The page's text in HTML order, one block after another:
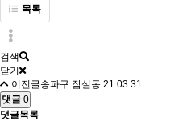
목록
검색
닫기
이전글송파구 잠실동 21.03.31
댓글 0
댓글목록